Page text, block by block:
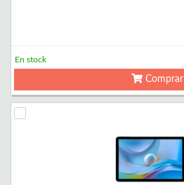
En stock
Comprar